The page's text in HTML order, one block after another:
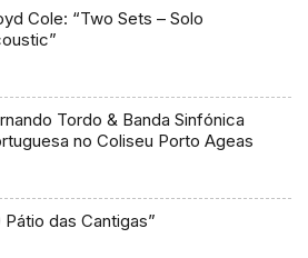
Cole: “Two Sets – Solo
Tordo & Banda Sinfónica
no Coliseu Porto Ageas
Pátio das Cantigas”